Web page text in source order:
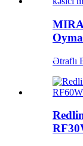
Ətraflı